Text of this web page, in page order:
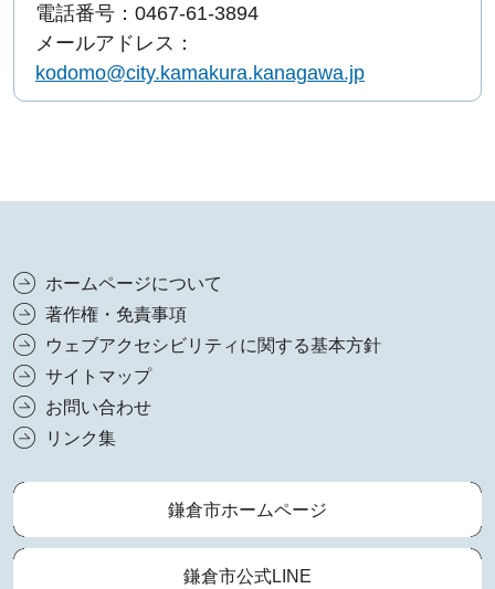
電話番号：0467-61-3894
メールアドレス：
kodomo@city.kamakura.kanagawa.jp
ホームページについて
著作権・免責事項
ウェブアクセシビリティに関する基本方針
サイトマップ
お問い合わせ
リンク集
鎌倉市ホームページ
鎌倉市公式LINE